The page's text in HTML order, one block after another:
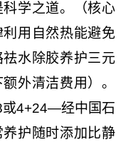
学之道。（核心
用自然热能避免
水除胶养护三元
外清洁费用）。
或4+24—经中国石
护随时添加比静